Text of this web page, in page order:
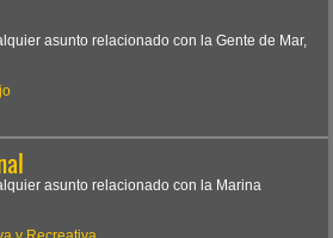
asunto relacionado con la Gente de Mar,
asunto relacionado con la Marina